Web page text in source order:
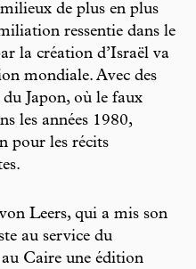
de plus en plus
ressentie dans le
la création d’Israël va
mondiale. Avec des
Japon, où le faux
les années 1980,
pour les récits
Leers, qui a mis son
au service du
Caire une édition